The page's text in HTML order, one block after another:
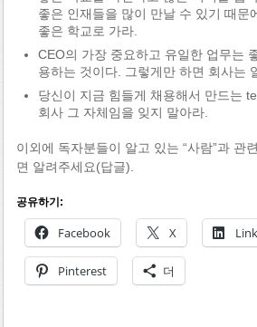
좋은 인재들을 많이 만날 수 있기 때문
좋은 학교로 가라.
CEO의 가장 중요하고 유일한 업무는
용하는 것이다. 그렇게만 하면 회사는
당신이 지금 힘들게 채용해서 만드는
회사 그 자체임을 잊지 말아라.
이외에 독자분들이 알고 있는 “사람”과 관
면 알려주세요(답글).
공유하기:
Facebook X
Pinterest 더